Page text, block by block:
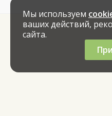
Мы используем
ваших действий,
сайта.